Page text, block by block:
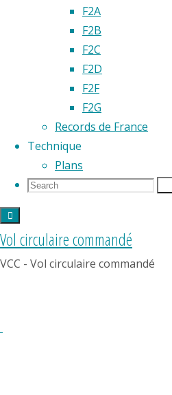
F2A
F2B
F2C
F2D
F2F
F2G
Records de France
Technique
Plans
Search
Search
Vol circulaire commandé
VCC - Vol circulaire commandé